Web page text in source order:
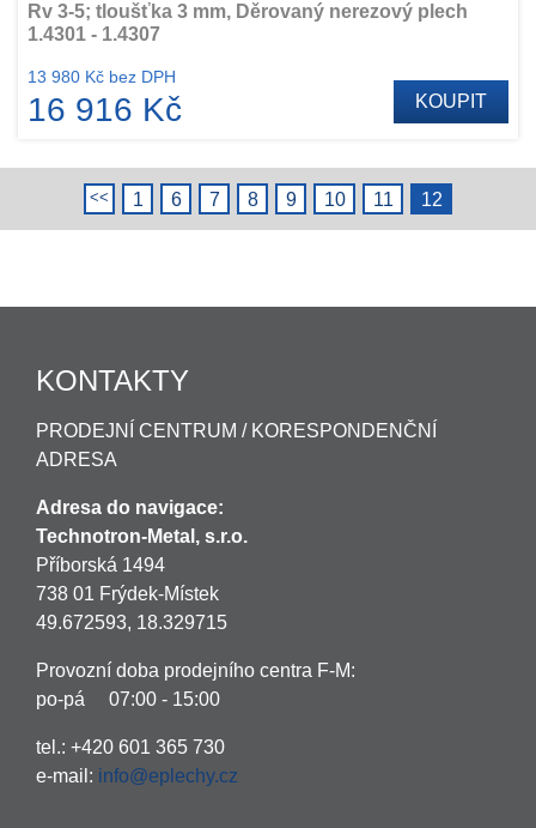
Rv 3-5; tloušťka 3 mm, Děrovaný nerezový plech
1.4301 - 1.4307
13 980 Kč bez DPH
16 916 Kč KOUPIT
1 6 7 8 9 10 11 12
KONTAKTY
PRODEJNÍ CENTRUM / KORESPONDENČNÍ
ADRESA
Adresa do navigace:
Technotron-Metal, s.r.o.
Příborská 1494
738 01 Frýdek-Místek
49.672593, 18.329715
Provozní doba prodejního centra F-M:
po-pá 07:00 - 15:00
tel.: +420 601 365 730
e-mail: info@eplechy.cz